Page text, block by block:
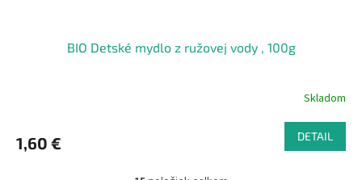
BIO Detské mydlo z ružovej vody , 100g
Skladom
1,60 € DETAIL